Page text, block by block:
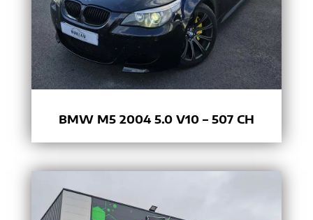
BMW M5 2004 5.0 V10 – 507 CH